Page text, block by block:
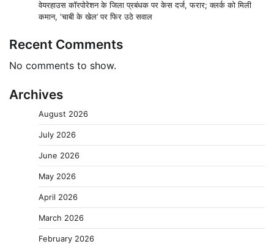
वेयरहाउस कॉरपोरेशन के जिला प्रबंधक पर केस दर्ज, फरार; क्लर्क को मिली
कमान, ‘चाबी के खेल’ पर फिर उठे सवाल
Recent Comments
No comments to show.
Archives
August 2026
July 2026
June 2026
May 2026
April 2026
March 2026
February 2026